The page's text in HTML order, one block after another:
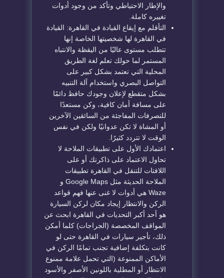
والإطار الاحتياطي وتأكد من وجود أدوات
تغييره كاملة.
التأقلم مع إيقاع القيادة في القاهرة: القيادة
في القاهرة لها شخصيتها الخاصة إنها
تتطلب مستوى عاليًا من اليقظة والانتباه
المستمر لما حولك تعلم لغة الطريق
المحلية التي تعتمد بشكل كبير على
التواصل البصري واستخدام آلة التنبيه
بشكل متقطع لإعلان وجودك حافظ دائمًا
على مسافة أمان كافية، وكن مستعدًا
للتصرفات المفاجئة من السائقين الآخرين
أو المشاة لا تكن عدوانيًا ولكن في نفس
الوقت لا تتردد كثيرًا.
اعتمادك الأول على تطبيقات الملاحة لا
تحاول الاعتماد على ذاكرتك أو على
اللافتات للتنقل في القاهرة تطبيقات
الملاحة الحديثة مثل Google Maps و
Waze هي أدوات لا غنى عنها فهم قواعد
الركن والانتظار إيجاد مكان لركن السيارة
هو أحد أكبر التحديات في القاهرة ابحث عن
المواقف المخصصة (الجراجات) كلما أمكن
ذلك، تأجير سيارات في القاهرة حتى لو
كانت بتكلفة إضافية تجنب تمامًا الركن في
الأماكن الممنوعة (التي تحمل علامة ممنوع
الانتظار أو المطلية باللونين الأصفر والأسود